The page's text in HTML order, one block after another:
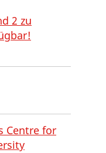
2 zu
Centre for